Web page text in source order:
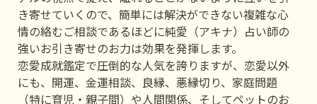
き寄せていくので、簡単には解決ができない複雑な心
情の絡むご相談であるほどに純愛（アキナ）占い師の
強いお引き寄せのお力は効果を発揮します。
恋愛成就鑑定で圧倒的な人気を誇りますが、恋愛以外
にも、開運、金運相談、良縁、悪縁切り、家庭問題
（特に育児・親子間）や人間関係、そしてペットのお